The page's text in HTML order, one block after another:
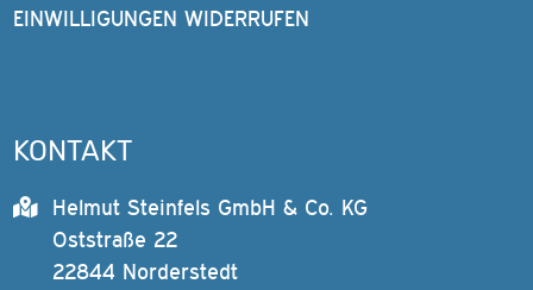
EINWILLIGUNGEN WIDERRUFEN
KONTAKT
Helmut Steinfels GmbH & Co. KG
Oststraße 22
22844 Norderstedt